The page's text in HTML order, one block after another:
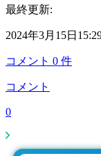
最終更新:
2024年3月15日
コメント 0 件
コメント
0